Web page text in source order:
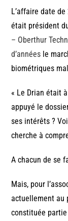
L’affaire date
était président
– Oberthur
d’années le
biométriques
« Le Drian était
appuyé le
ses intérêts ?
cherche à
A chacun de se
Mais, pour
actuellement au
constituée partie